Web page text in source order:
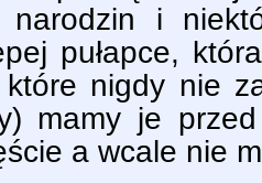
i
pułapce,
nigdy nie
mamy je
a wcale nie